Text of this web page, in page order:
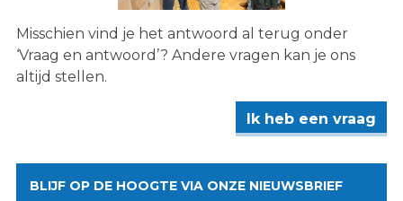
Misschien vind je het antwoord al terug onder
‘Vraag en antwoord’? Andere vragen kan je ons
altijd stellen.
Ik heb een vraag
BLIJF OP DE HOOGTE VIA ONZE NIEUWSBRIEF